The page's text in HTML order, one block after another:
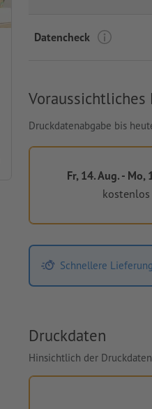
Datencheck
Voraussichtliches
Druckdatenabgabe bis
Fr, 14. Aug. - Mo,
kostenlos
Schnellere
Druckdaten
Hinsichtlich der